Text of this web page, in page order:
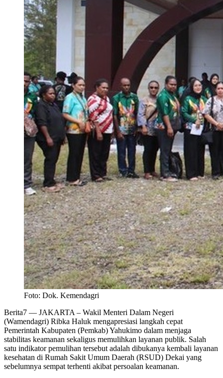
Foto: Dok. Kemendagri
Berita7 — JAKARTA – Wakil Menteri Dalam Negeri
(Wamendagri) Ribka Haluk mengapresiasi langkah cepat
Pemerintah Kabupaten (Pemkab) Yahukimo dalam menjaga
stabilitas keamanan sekaligus memulihkan layanan publik. Salah
satu indikator pemulihan tersebut adalah dibukanya kembali layanan
kesehatan di Rumah Sakit Umum Daerah (RSUD) Dekai yang
sebelumnya sempat terhenti akibat persoalan keamanan.